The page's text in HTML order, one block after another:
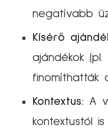
negatívabb
Kísérő
ajándékok
finomíthatták
Kontextus: A
kontextustól